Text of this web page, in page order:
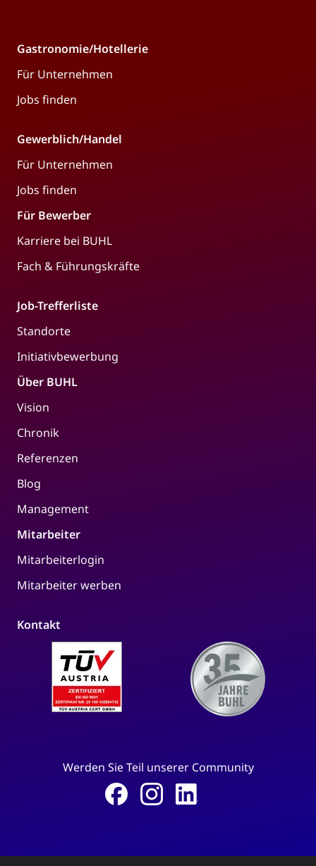
Gastronomie/Hotellerie
Für Unternehmen
Jobs finden
Gewerblich/Handel
Für Unternehmen
Jobs finden
Für Bewerber
Karriere bei BUHL
Fach & Führungskräfte
Job-Trefferliste
Standorte
Initiativbewerbung
Über BUHL
Vision
Chronik
Referenzen
Blog
Management
Mitarbeiter
Mitarbeiterlogin
Mitarbeiter werben
Kontakt
Werden Sie Teil unserer Community